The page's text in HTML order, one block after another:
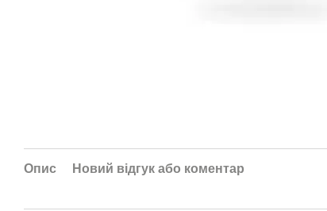
Опис Новий відгук або коментар